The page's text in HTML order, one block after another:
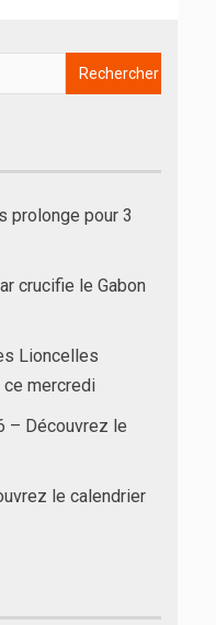
prolonge pour 3
crucifie le Gabon
Lioncelles
ce mercredi
– Découvrez le
le calendrier